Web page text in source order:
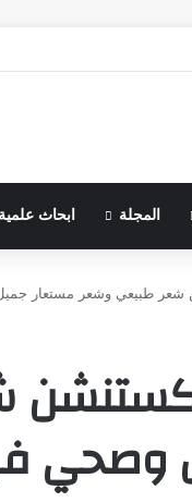
المجلة ابحاث علمية
طبيعي وشعر مستعار
وصحي